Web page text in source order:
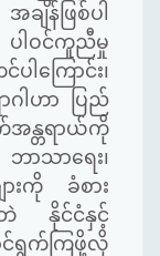
န်ဖြစ်ပါ
ပါဝင်ကူညီမှု
ကြောင်း၊
ဂါဟာ ပြည်
အန္တရာယ်ကို
ာသာရေး၊
ားကို ခံစား
နိုင်ငံနှင့်
ရွက်ကြဖို့လို